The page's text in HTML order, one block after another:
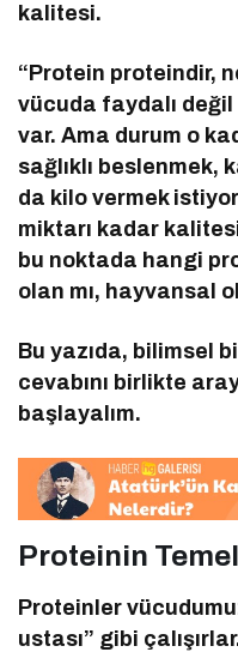
kalitesi.
“Protein proteindir,
vücuda faydalı
var. Ama durum o
sağlıklı beslenmek,
da kilo vermek
miktarı kadar
bu noktada hangi
olan mı, hayvansal
Bu yazıda, bilimsel
cevabını birlikte
başlayalım.
Proteinin
Proteinler
ustası” gibi